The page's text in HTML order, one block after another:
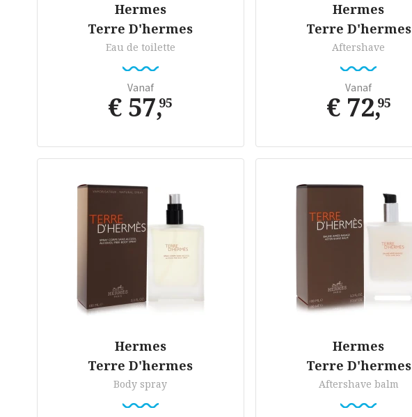
Hermes
Terre D'hermes
Eau de toilette
Vanaf
€ 57,95
Hermes
Terre D'hermes
Aftershave
Vanaf
€ 72,95
Hermes
Terre D'hermes
Body spray
Hermes
Terre D'hermes
Aftershave balm